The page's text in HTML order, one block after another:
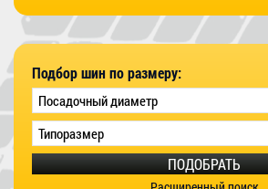
Подбор шин по размеру:
ПОДОБРАТЬ